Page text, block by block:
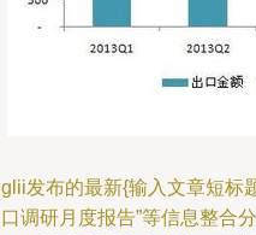
发布的最新{输入文章短标
调研月度报告”等信息整合